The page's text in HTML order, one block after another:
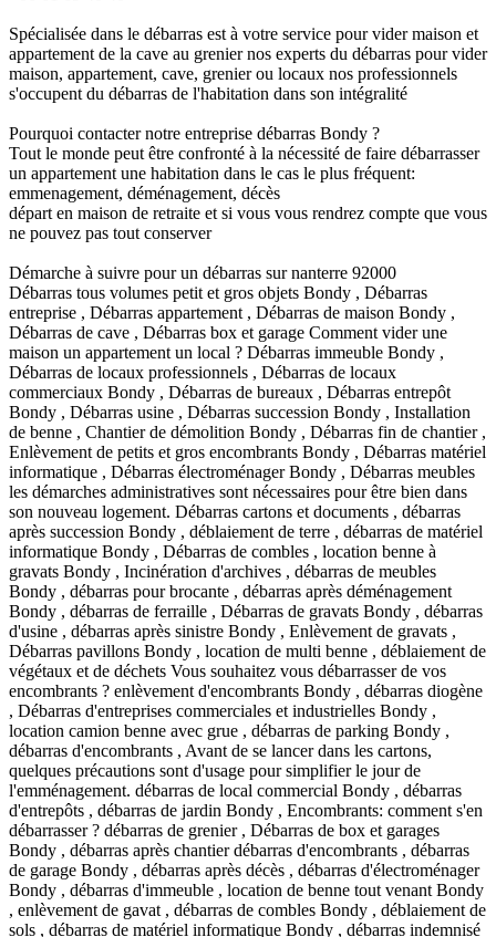
Spécialisée dans le débarras est à votre service pour vider maison et
appartement de la cave au grenier nos experts du débarras pour vider
maison, appartement, cave, grenier ou locaux nos professionnels
s'occupent du débarras de l'habitation dans son intégralité
Pourquoi contacter notre entreprise débarras Bondy ?
Tout le monde peut être confronté à la nécessité de faire débarrasser
un appartement une habitation dans le cas le plus fréquent:
emmenagement, déménagement, décès
départ en maison de retraite et si vous vous rendrez compte que vous
ne pouvez pas tout conserver
Démarche à suivre pour un débarras sur nanterre 92000
Débarras tous volumes petit et gros objets Bondy , Débarras
entreprise , Débarras appartement , Débarras de maison Bondy ,
Débarras de cave , Débarras box et garage Comment vider une
maison un appartement un local ? Débarras immeuble Bondy ,
Débarras de locaux professionnels , Débarras de locaux
commerciaux Bondy , Débarras de bureaux , Débarras entrepôt
Bondy , Débarras usine , Débarras succession Bondy , Installation
de benne , Chantier de démolition Bondy , Débarras fin de chantier ,
Enlèvement de petits et gros encombrants Bondy , Débarras matériel
informatique , Débarras électroménager Bondy , Débarras meubles
les démarches administratives sont nécessaires pour être bien dans
son nouveau logement. Débarras cartons et documents , débarras
après succession Bondy , déblaiement de terre , débarras de matériel
informatique Bondy , Débarras de combles , location benne à
gravats Bondy , Incinération d'archives , débarras de meubles
Bondy , débarras pour brocante , débarras après déménagement
Bondy , débarras de ferraille , Débarras de gravats Bondy , débarras
d'usine , débarras après sinistre Bondy , Enlèvement de gravats ,
Débarras pavillons Bondy , location de multi benne , déblaiement de
végétaux et de déchets Vous souhaitez vous débarrasser de vos
encombrants ? enlèvement d'encombrants Bondy , débarras diogène
, Débarras d'entreprises commerciales et industrielles Bondy ,
location camion benne avec grue , débarras de parking Bondy ,
débarras d'encombrants , Avant de se lancer dans les cartons,
quelques précautions sont d'usage pour simplifier le jour de
l'emménagement. débarras de local commercial Bondy , débarras
d'entrepôts , débarras de jardin Bondy , Encombrants: comment s'en
débarrasser ? débarras de grenier , Débarras de box et garages
Bondy , débarras après chantier débarras d'encombrants , débarras
de garage Bondy , débarras après décès , débarras d'électroménager
Bondy , débarras d'immeuble , location de benne tout venant Bondy
, enlèvement de gavat , débarras de combles Bondy , déblaiement de
sols , débarras de matériel informatique Bondy , débarras indemnisé